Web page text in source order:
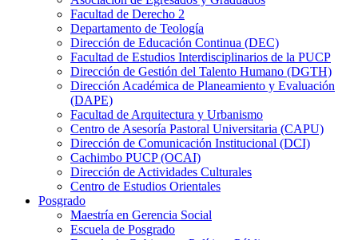
Facultad de Derecho 2
Departamento de Teología
Dirección de Educación Continua (DEC)
Facultad de Estudios Interdisciplinarios de la PUCP
Dirección de Gestión del Talento Humano (DGTH)
Dirección Académica de Planeamiento y Evaluación
(DAPE)
Facultad de Arquitectura y Urbanismo
Centro de Asesoría Pastoral Universitaria (CAPU)
Dirección de Comunicación Institucional (DCI)
Cachimbo PUCP (OCAI)
Dirección de Actividades Culturales
Centro de Estudios Orientales
Posgrado
Maestría en Gerencia Social
Escuela de Posgrado